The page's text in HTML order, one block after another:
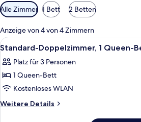
Verfügbare
Filter
für
Zimmer
Alle Zimmer 1 Bett 2 Betten
Anzeige von 4 von 4 Zimmern
Alle
Fotos
für
Standard-
Doppelzimmer,
1
Ein
5
Standard-Doppelzimmer, 1 Queen-
Platz für 3 Personen
1 Queen-Bett
Kostenloses WLAN
Weitere Details
Weitere